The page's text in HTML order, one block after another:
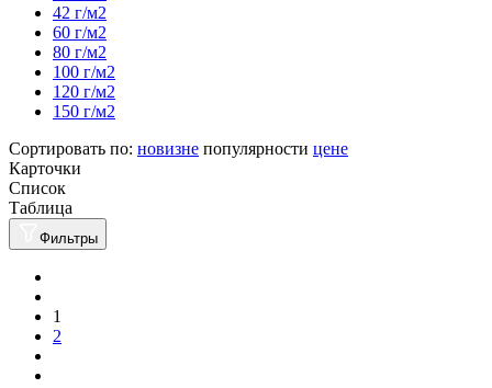
42 г/м2
60 г/м2
80 г/м2
100 г/м2
120 г/м2
150 г/м2
Сортировать по: новизне популярности цене
Карточки
Список
Таблица
Фильтры
1
2